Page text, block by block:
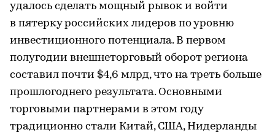
удалось сделать мощный рывок и войти
в пятерку российских лидеров по уровню
инвестиционного потенциала. В первом
полугодии внешнеторговый оборот региона
составил почти $4,6 млрд, что на треть больше
прошлогоднего результата. Основными
торговыми партнерами в этом году
традиционно стали Китай, США, Нидерланды